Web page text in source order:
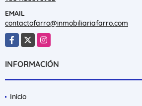
EMAIL
contactofarro@inmobiliariafarro.com
Facebook
X Instagram
INFORMACIÓN
Inicio